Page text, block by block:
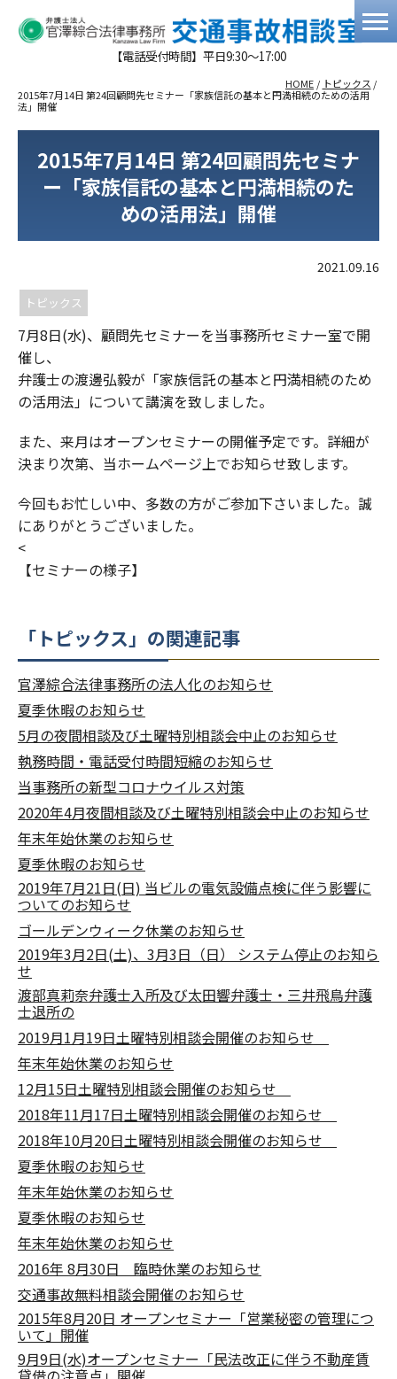
【電話受付時間】平日9:30～17:00
HOME / トピックス /
2015年7月14日 第24回顧問先セミナー「家族信託の基本と円満相続のための活用
法」開催
2015年7月14日 第24回顧問先セミナ
ー「家族信託の基本と円満相続のた
めの活用法」開催
2021.09.16
トピックス
7月8日(水)、顧問先セミナーを当事務所セミナー室で開
催し、
弁護士の渡邊弘毅が「家族信託の基本と円満相続のため
の活用法」について講演を致しました。
また、来月はオープンセミナーの開催予定です。詳細が
決まり次第、当ホームページ上でお知らせ致します。
今回もお忙しい中、多数の方がご参加下さいました。誠
にありがとうございました。
<
【セミナーの様子】
「トピックス」の関連記事
官澤綜合法律事務所の法人化のお知らせ
夏季休暇のお知らせ
5月の夜間相談及び土曜特別相談会中止のお知らせ
執務時間・電話受付時間短縮のお知らせ
当事務所の新型コロナウイルス対策
2020年4月夜間相談及び土曜特別相談会中止のお知らせ
年末年始休業のお知らせ
夏季休暇のお知らせ
2019年7月21日(日) 当ビルの電気設備点検に伴う影響に
ついてのお知らせ
ゴールデンウィーク休業のお知らせ
2019年3月2日(土)、3月3日（日） システム停止のお知ら
せ
渡部真莉奈弁護士入所及び太田響弁護士・三井飛鳥弁護
士退所の
2019月1月19日土曜特別相談会開催のお知らせ
年末年始休業のお知らせ
12月15日土曜特別相談会開催のお知らせ
2018年11月17日土曜特別相談会開催のお知らせ
2018年10月20日土曜特別相談会開催のお知らせ
夏季休暇のお知らせ
年末年始休業のお知らせ
夏季休暇のお知らせ
年末年始休業のお知らせ
2016年 8月30日 臨時休業のお知らせ
交通事故無料相談会開催のお知らせ
2015年8月20日 オープンセミナー「営業秘密の管理につ
いて」開催
9月9日(水)オープンセミナー「民法改正に伴う不動産賃